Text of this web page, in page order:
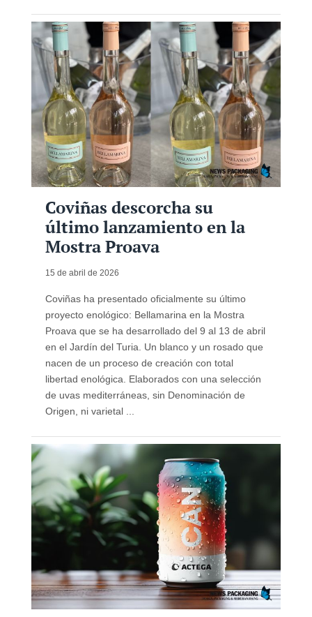
Coviñas descorcha su
último lanzamiento en la
Mostra Proava
15 de abril de 2026
Coviñas ha presentado oficialmente su último
proyecto enológico: Bellamarina en la Mostra
Proava que se ha desarrollado del 9 al 13 de abril
en el Jardín del Turia. Un blanco y un rosado que
nacen de un proceso de creación con total
libertad enológica. Elaborados con una selección
de uvas mediterráneas, sin Denominación de
Origen, ni varietal ...